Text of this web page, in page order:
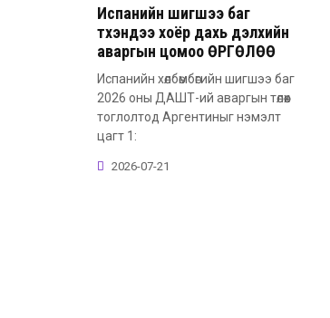
Испанийн шигшээ баг
түүхэндээ хоёр дахь дэлхийн
аваргын цомоо ӨРГӨЛӨӨ
Испанийн хөлбөмбөгийн шигшээ баг
2026 оны ДАШТ-ий аваргын төлөөх
тоглолтод Аргентиныг нэмэлт
цагт 1:
2026-07-21